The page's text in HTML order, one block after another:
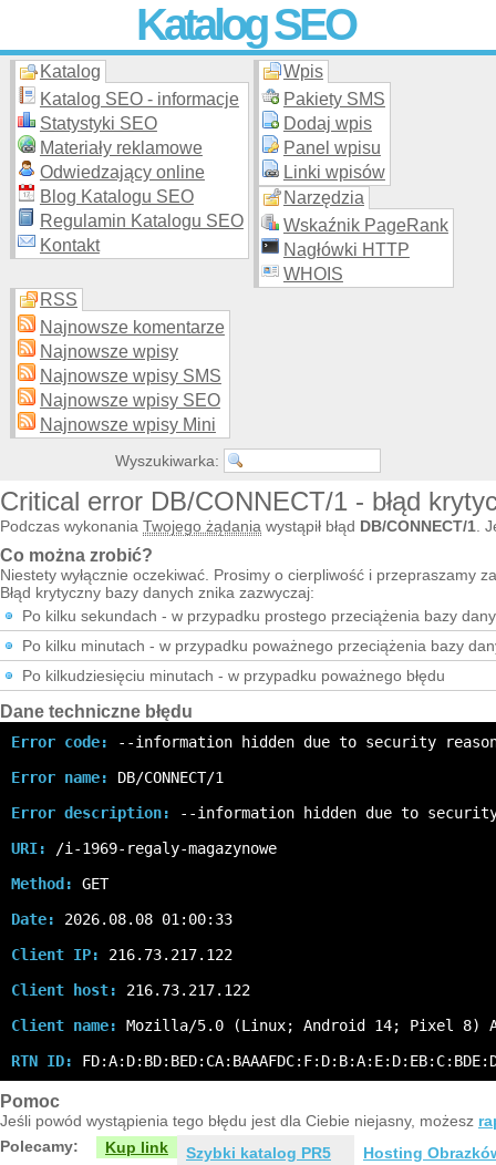
Katalog SEO
Skuteczna i promocja stron WWW –
moderowanego katalogu za darmo!
Katalog
Katalog SEO - informacje
Statystyki SEO
Materiały reklamowe
Odwiedzający online
Blog Katalogu SEO
Regulamin Katalogu SEO
Kontakt
Wpis
Pakiety SMS
Dodaj wpis
Panel wpisu
Linki wpisów
Narzędzia
Wskaźnik PageRank
Nagłówki HTTP
WHOIS
RSS
Najnowsze komentarze
Najnowsze wpisy
Najnowsze wpisy SMS
Najnowsze wpisy SEO
Najnowsze wpisy Mini
Wyszukiwarka:
Critical error DB/CONNECT/1 - błąd
Podczas wykonania Twojego żądania wystąpił błąd DB/CONNECT/1 .
Co można zrobić?
Niestety wyłącznie oczekiwać. Prosimy o cierpliwość i przepraszamy
Błąd krytyczny bazy danych znika zazwyczaj:
Po kilku sekundach - w przypadku prostego przeciążenia bazy
Po kilku minutach - w przypadku poważnego przeciążenia bazy
Po kilkudziesięciu minutach - w przypadku poważnego błędu
Dane techniczne błędu
Error code:
--information hidden due to security
Error name:
DB/CONNECT/1
Error description:
--information hidden due to
URI:
/i-1969-regaly-magazynowe
Method:
GET
Date:
2026.08.08 01:00:33
Client IP:
216.73.217.122
Client host:
216.73.217.122
Client name:
Mozilla/5.0 (Linux; Android 14; Pixel 8)
RTN ID:
Pomoc
Jeśli powód wystąpienia tego błędu jest dla Ciebie niejasny, możesz
Polecamy:
Kup link
Szybki katalog PR5
Hosting